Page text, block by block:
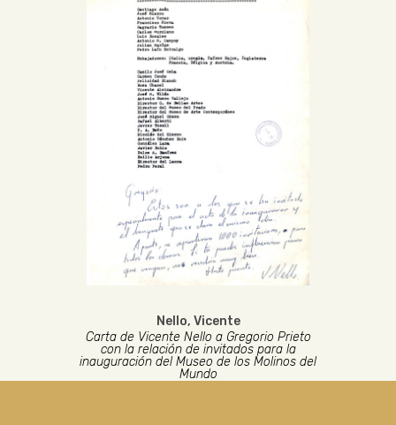
Nello, Vicente
Carta de Vicente Nello a Gregorio Prieto
con la relación de invitados para la
inauguración del Museo de los Molinos del
Mundo